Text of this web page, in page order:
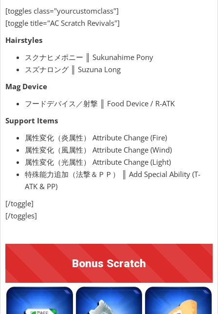
[toggles class="yourcustomclass"]
[toggle title="AC Scratch Revivals"]
Hairstyles
スクナヒメポニー ║ Sukunahime Pony
スズナロング ║ Suzuna Long
Mag Device
フードデバイス／射撃 ║ Food Device / R-ATK
Support Items
属性変化（炎属性） Attribute Change (Fire)
属性変化（風属性） Attribute Change (Wind)
属性変化（光属性） Attribute Change (Light)
特殊能力追加（法撃＆ＰＰ） ║ Add Special Ability (T-
ATK & PP)
[/toggle]
[/toggles]
Bonus Scratch